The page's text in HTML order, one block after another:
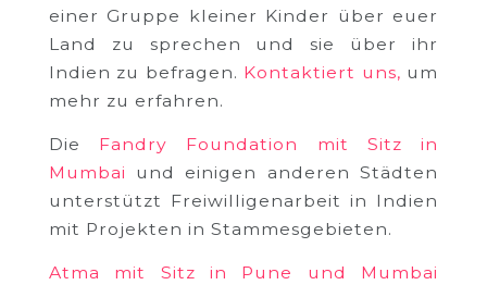
einer Gruppe kleiner Kinder über euer
Land zu sprechen und sie über ihr
Indien zu befragen. Kontaktiert uns, um
mehr zu erfahren.
Die Fandry Foundation mit Sitz in
Mumbai und einigen anderen Städten
unterstützt Freiwilligenarbeit in Indien
mit Projekten in Stammesgebieten.
Atma mit Sitz in Pune und Mumbai